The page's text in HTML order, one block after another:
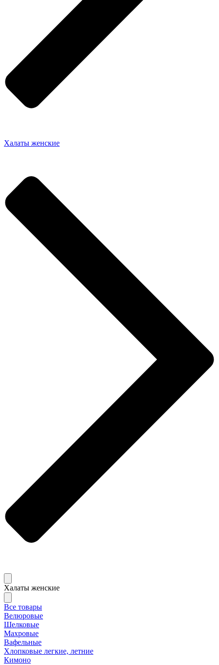
Халаты женские
Халаты женские
Все товары
Велюровые
Шелковые
Махровые
Вафельные
Хлопковые легкие, летние
Кимоно